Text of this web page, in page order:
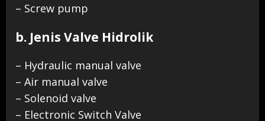
– Screw pump
b. Jenis Valve Hidrolik
– Hydraulic manual valve
– Air manual valve
– Solenoid valve
– Electronic Switch Valve